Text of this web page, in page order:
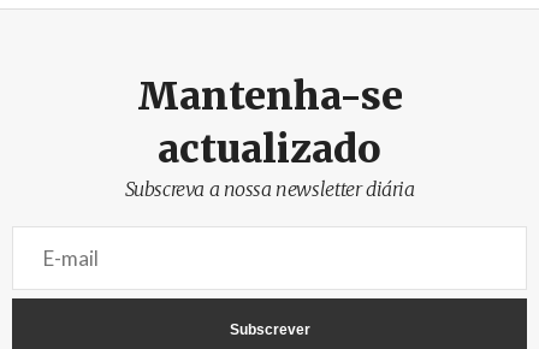
Mantenha-se
actualizado
Subscreva a nossa newsletter diária